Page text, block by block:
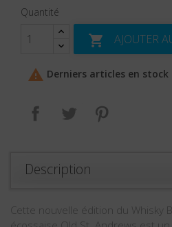
Quantité
 AJOUTER
 Derniers articles en stock
Partager Tweet
Description
Cette nouvelle édition du Whisky